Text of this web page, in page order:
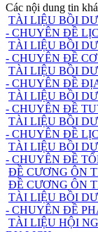
Các nội dung tin
TÀI LIỆU BỒI
- CHUYÊN ĐỀ
TÀI LIỆU BỒI
- CHUYÊN ĐỀ
TÀI LIỆU BỒI
- CHUYÊN ĐỀ
TÀI LIỆU BỒI
- CHUYÊN ĐỀ
TÀI LIỆU BỒI
- CHUYÊN ĐỀ
TÀI LIỆU BỒI
- CHUYÊN ĐỀ
ĐỀ CƯƠNG ÔN
ĐỀ CƯƠNG ÔN
TÀI LIỆU BỒI
- CHUYÊN ĐỀ
TÀI LIỆU HỘI